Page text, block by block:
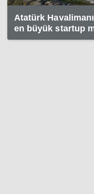
Atatürk
en büyük startup
kuruluyor